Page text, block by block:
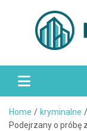
Home
kryminalne
Podejrzany o próbę